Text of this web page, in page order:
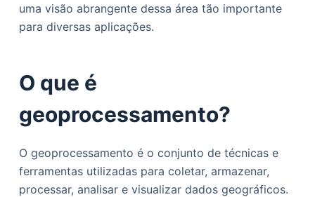
uma visão abrangente dessa área tão importante
para diversas aplicações.
O que é
geoprocessamento?
O geoprocessamento é o conjunto de técnicas e
ferramentas utilizadas para coletar, armazenar,
processar, analisar e visualizar dados geográficos.